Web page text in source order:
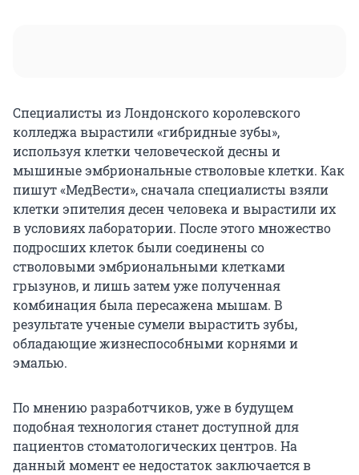
Специалисты из Лондонского королевского
колледжа вырастили «гибридные зубы»,
используя клетки человеческой десны и
мышиные эмбриональные стволовые клетки. Как
пишут «МедВести», сначала специалисты взяли
клетки эпителия десен человека и вырастили их
в условиях лаборатории. После этого множество
подросших клеток были соединены со
стволовыми эмбриональными клетками
грызунов, и лишь затем уже полученная
комбинация была пересажена мышам. В
результате ученые сумели вырастить зубы,
обладающие жизнеспособными корнями и
эмалью.
По мнению разработчиков, уже в будущем
подобная технология станет доступной для
пациентов стоматологических центров. На
данный момент ее недостаток заключается в